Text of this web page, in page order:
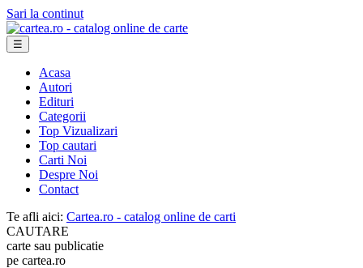
Sari la continut
☰
Acasa
Autori
Edituri
Categorii
Top Vizualizari
Top cautari
Carti Noi
Despre Noi
Contact
Te afli aici: Cartea.ro - catalog online de carti
CAUTARE
carte sau publicatie
pe cartea.ro